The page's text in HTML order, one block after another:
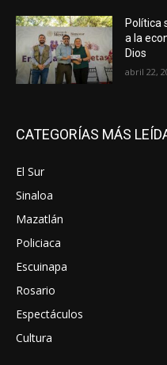
Política
a la
Dios
abril 22,
CATEGORÍAS MÁS
El Sur
Sinaloa
Mazatlán
Policiaca
Escuinapa
Rosario
Espectáculos
Cultura